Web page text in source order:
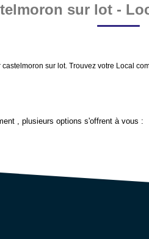
sur lot -
sur lot. Trouvez votre Local
, plusieurs options s'offrent à vous :